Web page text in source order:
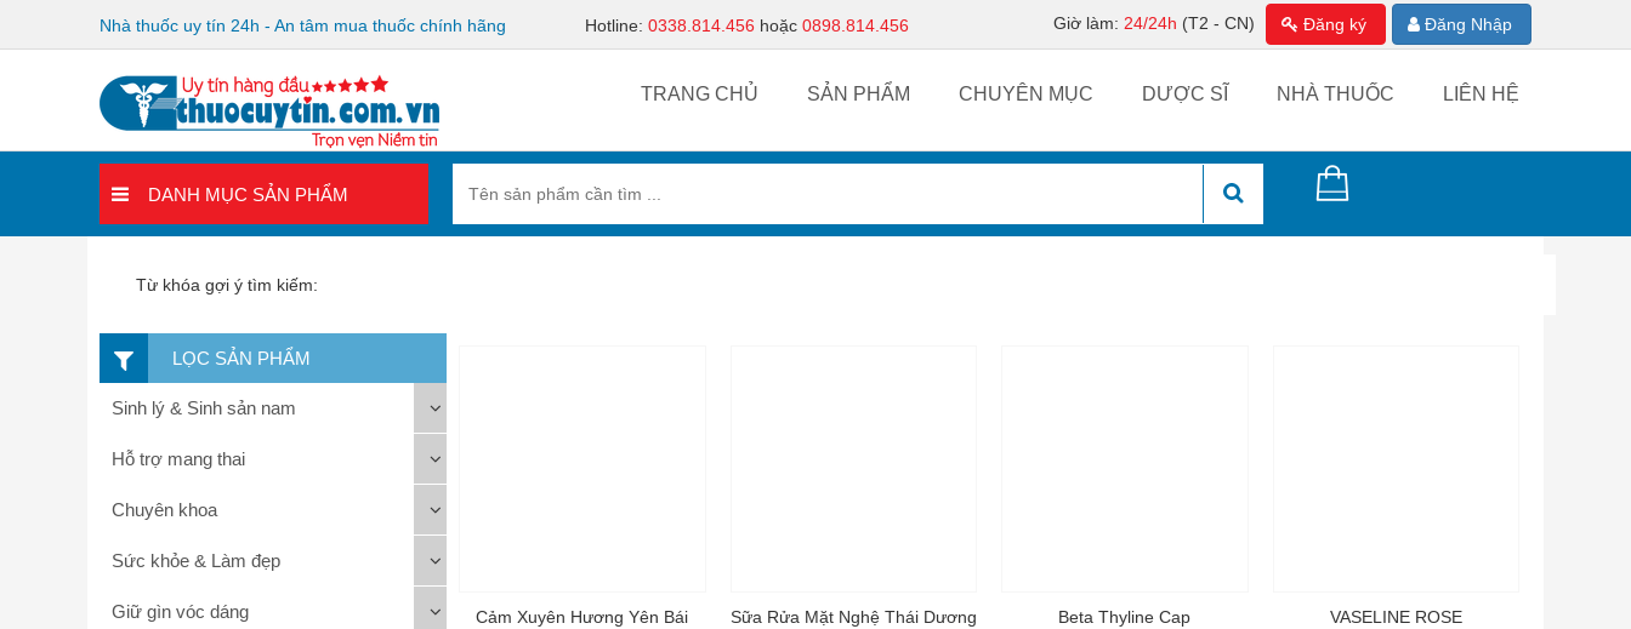
Nhà thuốc uy tín 24h - An tâm mua thuốc chính hãng Hotline: 0338.814.456 hoặc 0898.814.456 Giờ làm: 24/24h (T2 - CN) Đăng ký Đăng Nhập
TRANG CHỦ SẢN PHẨM CHUYÊN MỤC DƯỢC SĨ NHÀ THUỐC LIÊN HỆ
DANH MỤC SẢN PHẨM
Từ khóa gợi ý tìm kiếm:
LỌC SẢN PHẨM
Sinh lý & Sinh sản nam
Hỗ trợ mang thai
Chuyên khoa
Sức khỏe & Làm đẹp
Giữ gìn vóc dáng
Cảm Xuyên Hương Yên Bái
Sữa Rửa Mặt Nghệ Thái Dương Beta Thyline Cap VASELINE ROSE